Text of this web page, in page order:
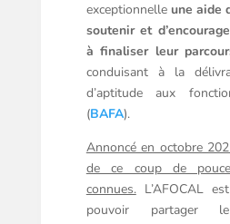
exceptionnelle une aide
soutenir et
à finaliser leur
conduisant à la
d’aptitude aux
(BAFA).
Annoncé en octobre
de ce coup de
connues.L’AFOCAL
pouvoir partager